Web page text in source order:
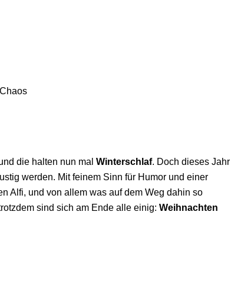
die halten nun mal Winterschlaf. Doch dieses Jahr
werden. Mit feinem Sinn für Humor und einer
Alfi, und von allem was auf dem Weg dahin so
sind sich am Ende alle einig: Weihnachten